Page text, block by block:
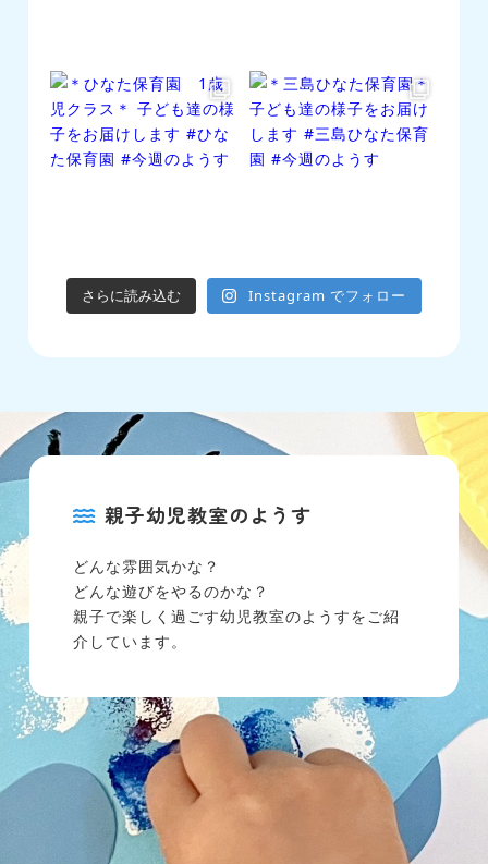
さらに読み込む Instagram でフォロー
親子幼児教室のようす
どんな雰囲気かな？
どんな遊びをやるのかな？
親子で楽しく過ごす幼児教室のようすをご紹
介しています。